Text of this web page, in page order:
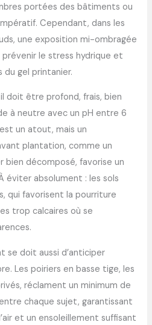
portées des bâtiments ou
Cependant, dans les
une exposition mi-ombragée
le stress hydrique et
du gel printanier.
doit être profond, frais, bien
à neutre avec un pH entre 6
un atout, mais un
plantation, comme un
bien décomposé, favorise un
éviter absolument : les sols
qui favorisent la pourriture
trop calcaires où se
se doit aussi d’anticiper
Les poiriers en basse tige, les
réclament un minimum de
chaque sujet, garantissant
et un ensoleillement suffisant